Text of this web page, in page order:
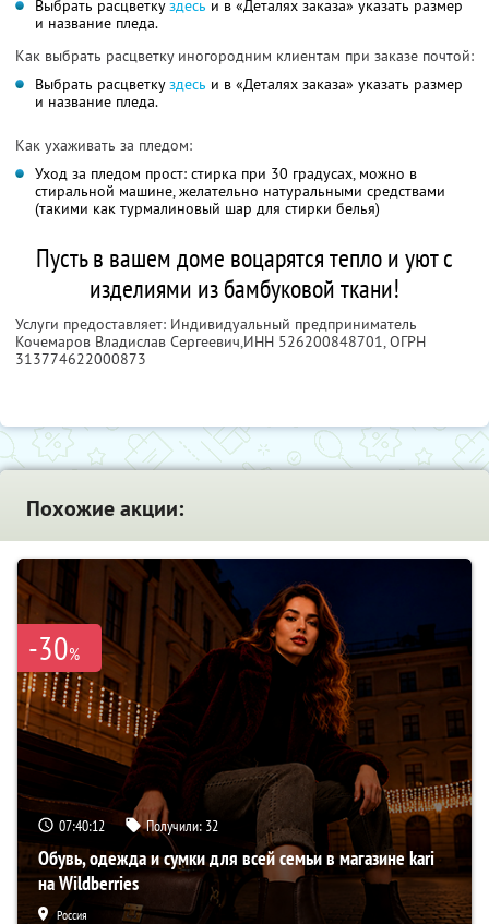
Выбрать расцветкуздесь и в «Деталях заказа» указать размер
и название пледа.
Как выбрать расцветку иногородним клиентам при заказе почтой:
Выбрать расцветкуздесь и в «Деталях заказа» указать размер
и название пледа.
Как ухаживать за пледом:
Уход за пледом прост: стирка при 30 градусах, можно в
стиральной машине, желательно натуральными средствами
(такими как турмалиновый шар для стирки белья)
Пусть в вашем доме воцарятся тепло и уют с
изделиями из бамбуковой ткани!
Услуги предоставляет: Индивидуальный предприниматель
Кочемаров Владислав Сергеевич,ИНН 526200848701, ОГРН
313774622000873
Похожие акции:
-30%
07:40:11 Получили: 32
Обувь, одежда и сумки для всей семьи в магазине kari
на Wildberries
Россия